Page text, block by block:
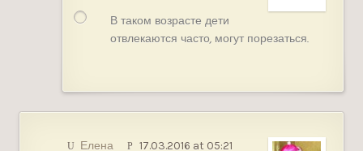
В таком возрасте дети
отвлекаются часто, могут порезаться.
Елена 17.03.2016 at 05:21